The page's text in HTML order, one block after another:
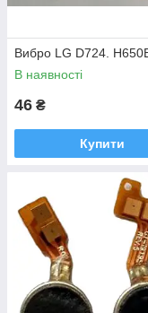
Вибро LG D724.
В наявності
46 ₴
Купити